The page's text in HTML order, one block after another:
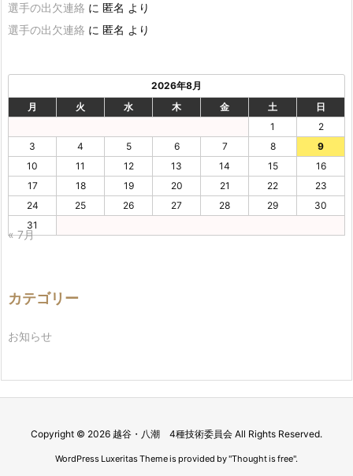
選手の出欠連絡 に 匿名 より
選手の出欠連絡 に 匿名 より
2026年8月
月
火 水 木 金 土
日
1
2
3
4 5 6 7 8
9
10
11 12 13 14 15
16
17
18 19 20 21 22
23
24
25 26 27 28 29
30
31
« 7月
カテゴリー
お知らせ
Copyright © 2026 越谷・八潮 4種技術委員会 All Rights Reserved.
WordPress Luxeritas Theme is provided by "Thought is free".